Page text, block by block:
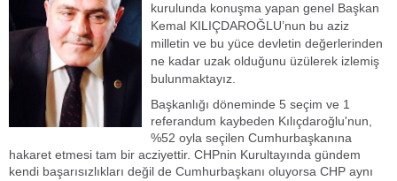
kurulunda konuşma yapan genel Başkan
Kemal KILIÇDAROĞLU’nun bu aziz
milletin ve bu yüce devletin değerlerinden
ne kadar uzak olduğunu üzülerek izlemiş
bulunmaktayız.
Başkanlığı döneminde 5 seçim ve 1
referandum kaybeden Kılıçdaroğlu'nun,
%52 oyla seçilen Cumhurbaşkanına
hakaret etmesi tam bir acziyettir. CHPnin Kurultayında gündem
kendi başarısızlıkları değil de Cumhurbaşkanı oluyorsa CHP aynı